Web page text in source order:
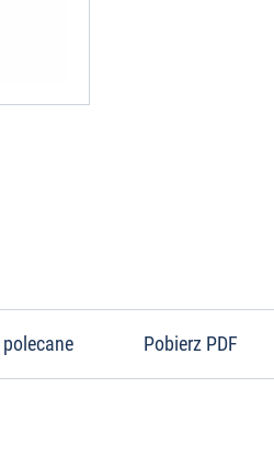
Pobierz PDF